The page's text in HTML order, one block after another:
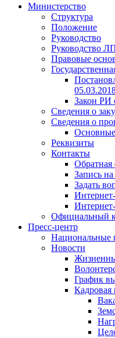
Министерство
Структура
Положение
Руководство
Руководство
Правовые
Закон РИ
Сведения о
Сведения о
Основные
Реквизиты
Контакты
Обратная
Запись
Задать
Официальный
Пресс-центр
Национальные
Новости
График
Кадровая